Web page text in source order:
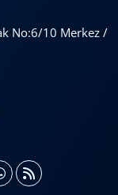
No:6/10 Merkez /